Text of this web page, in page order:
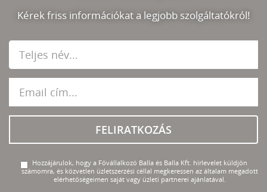
Kérek friss információkat a legjobb szolgáltatókról!
FELIRATKOZÁS
Hozzájárulok, hogy a Fővállalkozó Balla és Balla Kft. hírlevelet küldjön
számomra, és közvetlen üzletszerzési céllal megkeressen az általam megadott
elérhetőségeimen saját vagy üzleti partnerei ajánlatával.